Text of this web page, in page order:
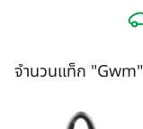
จำนวนแท็ก